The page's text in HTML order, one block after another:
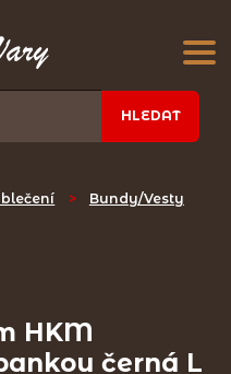
HLEDAT
> Bundy/Vesty
HKM
černá L